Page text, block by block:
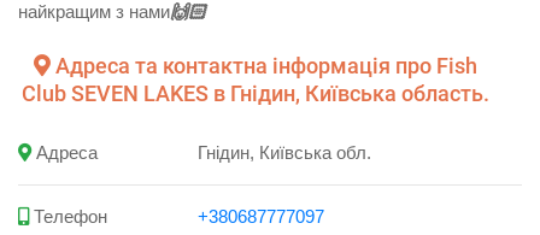
найкращим з нами🙌🏻
Адреса та контактна інформація про Fish
Club SEVEN LAKES в Гнідин, Київська область.
Адреса Гнідин, Київська обл.
Телефон +380687777097